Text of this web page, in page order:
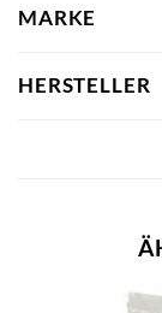
MARKE
HERSTELLER